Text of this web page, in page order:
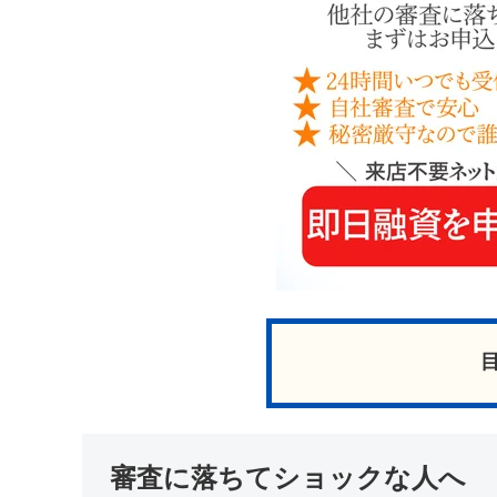
審査に落ちてショックな人へ